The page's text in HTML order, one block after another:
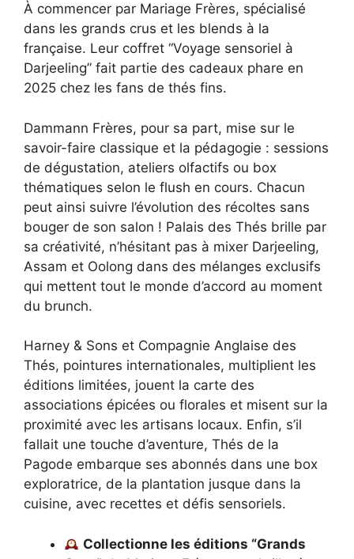
À commencer par Mariage Frères, spécialisé
dans les grands crus et les blends à la
française. Leur coffret “Voyage sensoriel à
Darjeeling” fait partie des cadeaux phare en
2025 chez les fans de thés fins.
Dammann Frères, pour sa part, mise sur le
savoir-faire classique et la pédagogie : sessions
de dégustation, ateliers olfactifs ou box
thématiques selon le flush en cours. Chacun
peut ainsi suivre l’évolution des récoltes sans
bouger de son salon ! Palais des Thés brille par
sa créativité, n’hésitant pas à mixer Darjeeling,
Assam et Oolong dans des mélanges exclusifs
qui mettent tout le monde d’accord au moment
du brunch.
Harney & Sons et Compagnie Anglaise des
Thés, pointures internationales, multiplient les
éditions limitées, jouent la carte des
associations épicées ou florales et misent sur la
proximité avec les artisans locaux. Enfin, s’il
fallait une touche d’aventure, Thés de la
Pagode embarque ses abonnés dans une box
exploratrice, de la plantation jusque dans la
cuisine, avec recettes et défis sensoriels.
Collectionne les éditions “Grands